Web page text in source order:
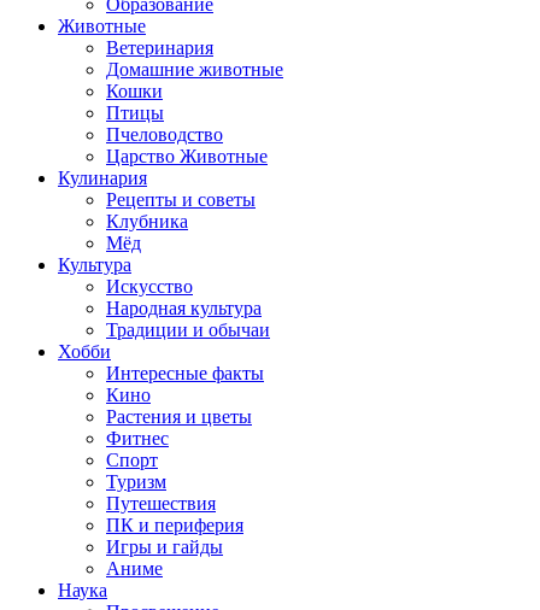
Образование
Животные
Ветеринария
Домашние животные
Кошки
Птицы
Пчеловодство
Царство Животные
Кулинария
Рецепты и советы
Клубника
Мёд
Культура
Искусство
Народная культура
Традиции и обычаи
Хобби
Интересные факты
Кино
Растения и цветы
Фитнес
Спорт
Туризм
Путешествия
ПК и периферия
Игры и гайды
Аниме
Наука